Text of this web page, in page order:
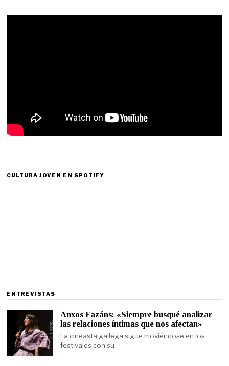
CULTURA JOVEN EN SPOTIFY
ENTREVISTAS
Anxos Fazáns: «Siempre busqué analizar
las relaciones íntimas que nos afectan»
La cineasta gallega sigue moviéndose en los
festivales con su